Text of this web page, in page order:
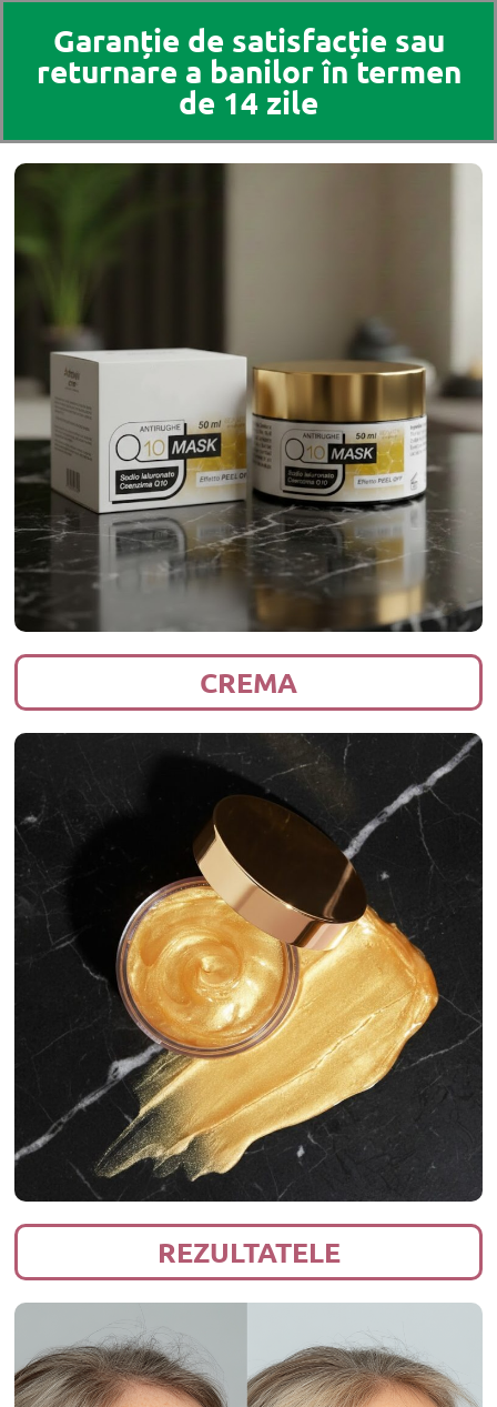
Garanție de satisfacție sau
returnare a banilor în termen
de 14 zile
CREMA
REZULTATELE